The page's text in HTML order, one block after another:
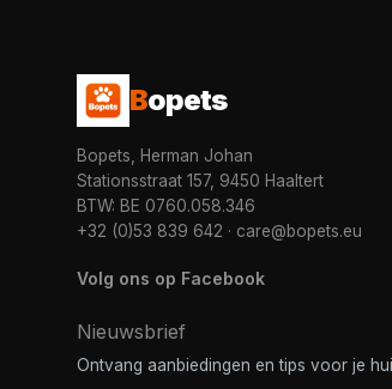
Bopets
Bopets, Herman Johan
Stationsstraat 157, 9450 Haaltert
BTW: BE 0760.058.346
+32 (0)53 839 642 · care@bopets.eu
Volg ons op Facebook
Nieuwsbrief
Ontvang aanbiedingen en tips voor je